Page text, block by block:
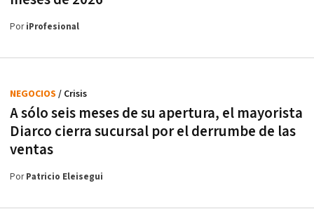
PoriProfesional
A sólo seis meses de su apertura, el mayorista
Diarco cierra sucursal por el derrumbe de las
ventas
NEGOCIOS / Crisis
PorPatricio Eleisegui